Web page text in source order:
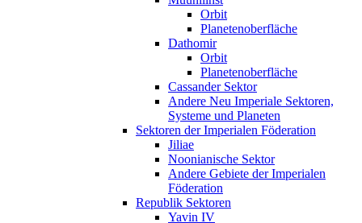
Orbit
Planetenoberfläche
Dathomir
Orbit
Planetenoberfläche
Cassander Sektor
Andere Neu Imperiale Sektoren,
Systeme und Planeten
Sektoren der Imperialen Föderation
Jiliae
Noonianische Sektor
Andere Gebiete der Imperialen
Föderation
Republik Sektoren
Yavin IV